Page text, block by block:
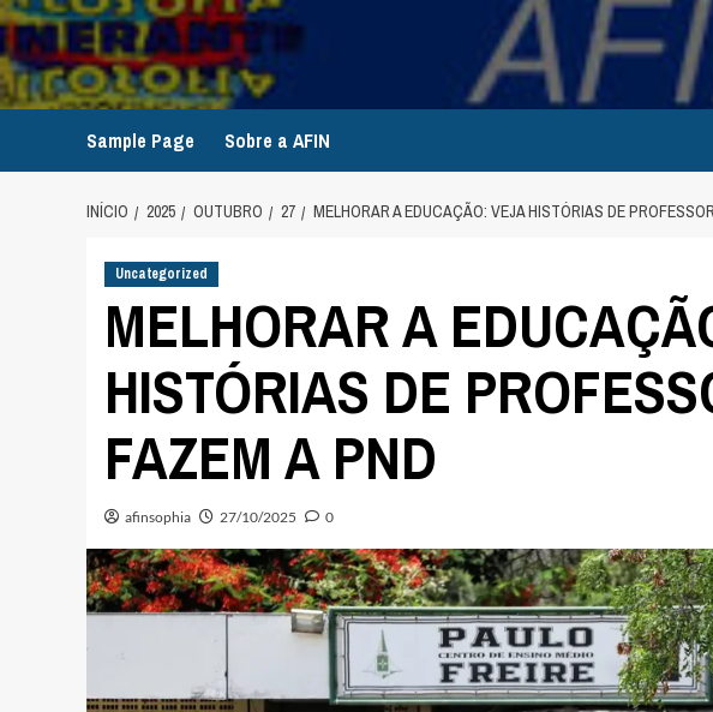
Avançar
para
o
conteúdo
Sample Page Sobre a AFIN
INÍCIO 2025 OUTUBRO 27 MELHORAR A EDUCAÇÃO: VEJA HISTÓRIAS DE
Uncategorized
MELHORAR A
HISTÓRIAS DE
FAZEM A PND
afinsophia 27/10/2025 0